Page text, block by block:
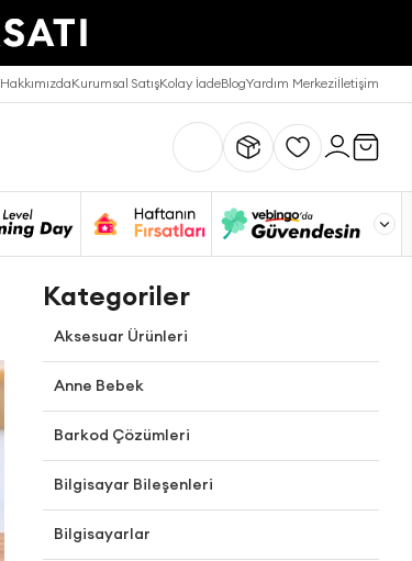
HakkımızdaKurumsal SatışKolay İadeBlogYardım Merkeziİletişim
Kategoriler
Aksesuar Ürünleri
Anne Bebek
Barkod Çözümleri
Bilgisayar Bileşenleri
Bilgisayarlar